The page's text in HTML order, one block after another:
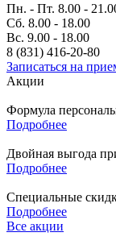
Пн. - Пт. 8.00 -
Сб. 8.00 - 18.00
Вс. 9.00 - 18.00
8 (831) 416-20-80
Записаться на
Акции
Формула
Подробнее
Двойная выгода
Подробнее
Специальные
Подробнее
Все акции